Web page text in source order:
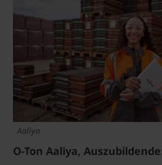
Aaliya
O-Ton Aaliya,